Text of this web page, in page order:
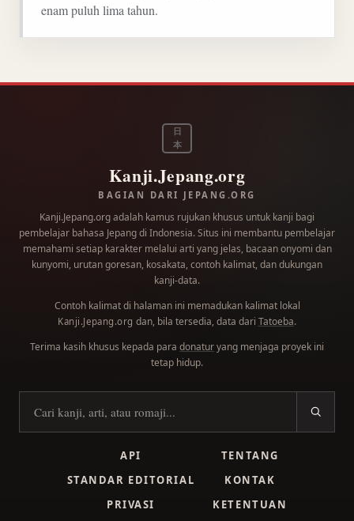
enam puluh lima tahun.
日
本
Kanji.Jepang.org
BAGIAN DARI JEPANG.ORG
Kanji.Jepang.org adalah kamus rujukan khusus untuk kanji bagi
pembelajar bahasa Jepang di Indonesia. Situs ini membantu pembelajar
memahami setiap karakter melalui arti yang jelas, bacaan onyomi dan
kunyomi, urutan goresan, kosakata, contoh kalimat, dan dukungan
kanji-data.
Contoh kalimat di halaman ini memadukan kalimat lokal
Kanji.Jepang.org dan, bila tersedia, data dari Tatoeba.
Terima kasih khusus kepada para donaturyang menjaga proyek ini
tetap hidup.
Cari kanji
API
TENTANG
STANDAR EDITORIAL
KONTAK
PRIVASI
KETENTUAN